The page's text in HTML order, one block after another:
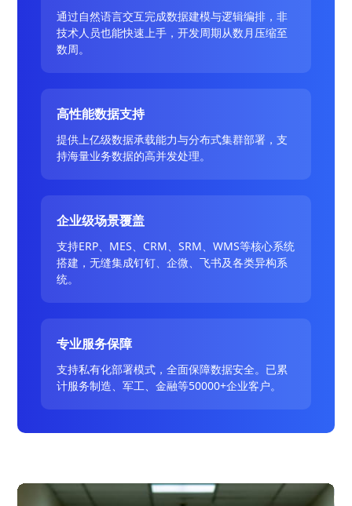
通过自然语言交互完成数据建模与逻辑编排，非
技术人员也能快速上手，开发周期从数月压缩至
数周。
高性能数据支持
提供上亿级数据承载能力与分布式集群部署，支
持海量业务数据的高并发处理。
企业级场景覆盖
支持ERP、MES、CRM、SRM、WMS等核心系统
搭建，无缝集成钉钉、企微、飞书及各类异构系
统。
专业服务保障
支持私有化部署模式，全面保障数据安全。已累
计服务制造、军工、金融等50000+企业客户。